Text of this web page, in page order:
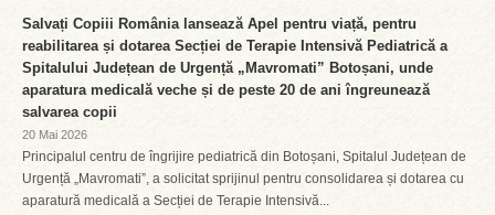
Salvați Copiii România lansează Apel pentru viață, pentru
reabilitarea și dotarea Secției de Terapie Intensivă Pediatrică a
Spitalului Județean de Urgență „Mavromati” Botoșani, unde
aparatura medicală veche și de peste 20 de ani îngreunează
salvarea copii
20 Mai 2026
Principalul centru de îngrijire pediatrică din Botoșani, Spitalul Județean de
Urgență „Mavromati”, a solicitat sprijinul pentru consolidarea și dotarea cu
aparatură medicală a Secției de Terapie Intensivă...